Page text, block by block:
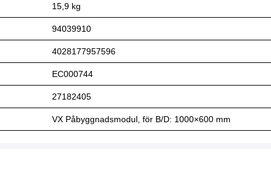
15,9 kg
94039910
4028177957596
EC000744
27182405
VX Påbyggnadsmodul, för B/D: 1000×600 mm